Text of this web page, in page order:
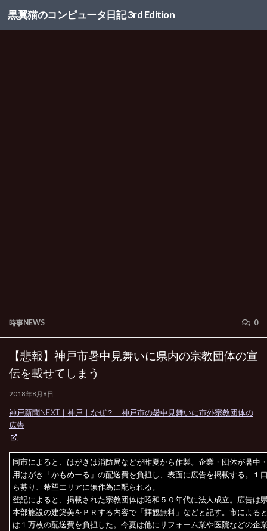
コンテンツへスキップ
黒翼猫のコンピュータ日記 3rd Edition
時事NEWS 0
【悲報】神戸市暑中見舞いに県内の宗教団体の宣
伝を載せてしまう
2018年8月8日
神戸新聞NEXT｜神戸｜なぜ？ 神戸市の暑中見舞いに市外宗教団体の
広告
同市によると、はがきは消防局などが昨夏から作製。企業・団体が暑中
用はがき「かもめーる」の配送費を負担し、表面に広告を掲載する。１
ら募り、希望エリアに無作為に配られる。
登記によると、掲載された宗教団体は昭和５０年代に法人成立。広告は
本部施設の建築美をＰＲする内容で「拝観無料」などと記す。市による
は１万枚の配送費を負担した。今夏は他にリフォーム業や医院などの企